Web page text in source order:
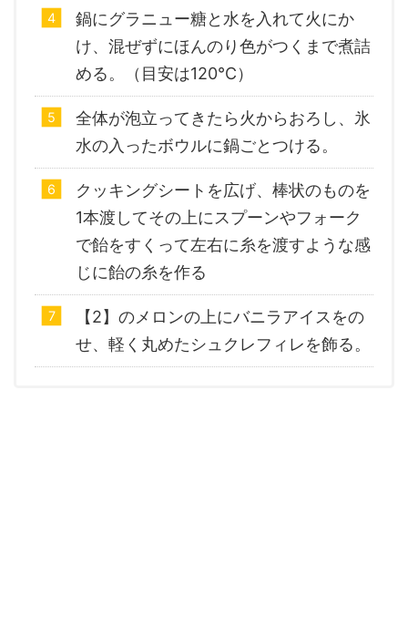
鍋にグラニュー糖と水を入れて火にか
け、混ぜずにほんのり色がつくまで煮詰
める。（目安は120℃）
全体が泡立ってきたら火からおろし、氷
水の入ったボウルに鍋ごとつける。
クッキングシートを広げ、棒状のものを
1本渡してその上にスプーンやフォーク
で飴をすくって左右に糸を渡すような感
じに飴の糸を作る
【2】のメロンの上にバニラアイスをの
せ、軽く丸めたシュクレフィレを飾る。